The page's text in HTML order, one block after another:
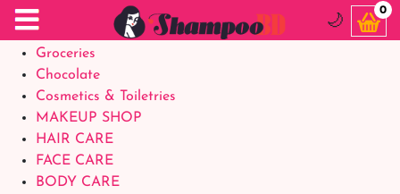
Food Supplements
Baby Foods
Groceries
Chocolate
Cosmetics & Toiletries
MAKEUP SHOP
HAIR CARE
FACE CARE
BODY CARE
🌙
0